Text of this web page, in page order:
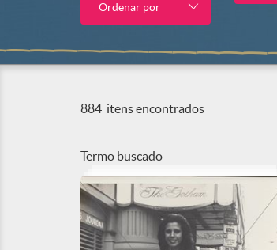
Ordenar por
884 itens encontrados
Termo buscado